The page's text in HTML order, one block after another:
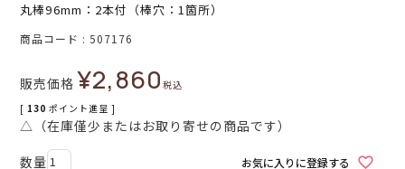
丸棒96mm：2本付（棒穴：1箇所）
商品コード 507176
販売価格 ¥2,860税込
[ 130 ポイント進呈 ]
△（在庫僅少またはお取り寄せの商品です）
お気に入りに登録する